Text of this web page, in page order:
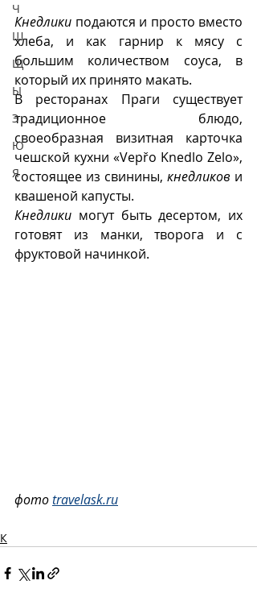
Ч
Ш
Щ
Ы
Э
Ю
Я
Кнедлики подаются и просто вместо
хлеба, и как гарнир к мясу с
большим количеством соуса, в
который их принято макать.
В ресторанах Праги существует
традиционное блюдо,
своеобразная визитная карточка
чешской кухни «Vepřo Knedlo Zelo»,
состоящее из свинины, кнедликов и
квашеной капусты.
Кнедлики могут быть десертом, их
готовят из манки, творога и с
фруктовой начинкой.
фото travelask.ru
К